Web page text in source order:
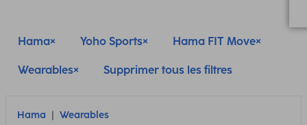
Hama Yoho Sports Hama FIT Move
Wearables Supprimer tous les filtres
Hama Wearables